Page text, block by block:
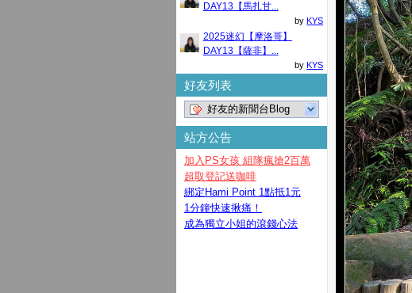
DAY13【馬扎甘...
byKYS
2025迷幻【摩洛哥】
DAY13【薩非】...
byKYS
好友列表
好友的新聞台Blog
站方公告
加入PS女孩 組隊瘋搶2百萬
超取登記送咖啡
綁定Hami Point 1點抵1元
1分鐘快速揪痛！
成為獨立小姐的滾錢心法